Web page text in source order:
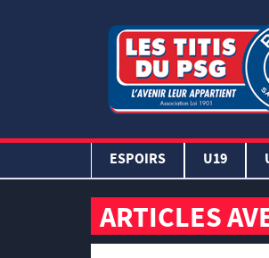
ESPOIRS U19
ARTICLES